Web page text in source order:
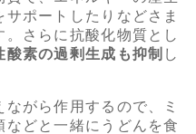
ポートしたりなどさま
さらに抗酸化物質とし
素の過剰生成も抑制 し
がら作用するので、ミ
どと一緒にうどんを食